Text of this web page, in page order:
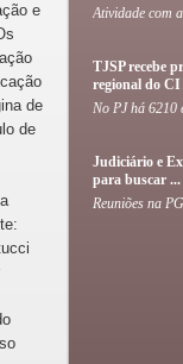
Atividade com
TJSP recebe
regional do CI
No PJ há 6210
Judiciário e
para buscar ...
Reuniões na
e
de
de